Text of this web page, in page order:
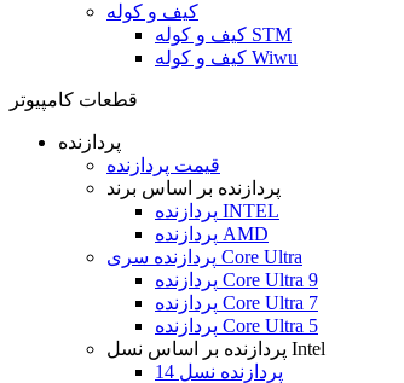
کیف و کوله
کیف و کوله STM
کیف و کوله Wiwu
قطعات کامپیوتر
پردازنده
قیمت پردازنده
پردازنده بر اساس برند
پردازنده INTEL
پردازنده AMD
پردازنده سری Core Ultra
پردازنده Core Ultra 9
پردازنده Core Ultra 7
پردازنده Core Ultra 5
پردازنده بر اساس نسل Intel
پردازنده نسل 14